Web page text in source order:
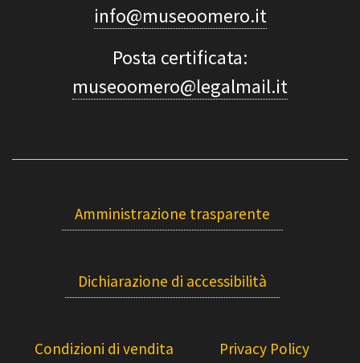
info@museoomero.it
Posta certificata:
museoomero@legalmail.it
Amministrazione trasparente
Dichiarazione di accessibilità
Condizioni di vendita Privacy Policy